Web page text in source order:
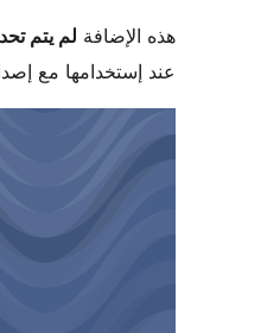
الإضافات
هذه الإضافة لم يتم تحديثها
عند إستخدامها مع